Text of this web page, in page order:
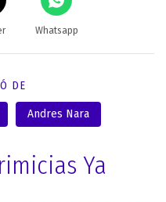
Whatsapp
DE
Andres Nara
Ya